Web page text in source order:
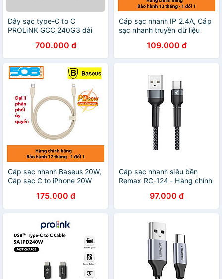
Dây sạc type-C to C
PROLiNK GCC_240G3 dài
chuẩn PD 3.1, truyền dữ liệu
40Gbps, xuất hình ảnh 8K
Ultra HD - Hàng chính hãng
700.000 đ
Cáp sạc nhanh IP 2.4A, Cáp
sạc nhanh truyền dữ liệu
Charging Cable 2.4A cho
iPhone, iPad - Hàng chính
hãng
109.000 đ
Cáp sạc nhanh Baseus 20W,
Cáp sạc C to iPhone 20W
Liquid Silica gel Fast
Charging Data Cable - Hàng
chính hãng
175.000 đ
Cáp sạc nhanh siêu bền
Remax RC-124 - Hàng chính
97.000 đ